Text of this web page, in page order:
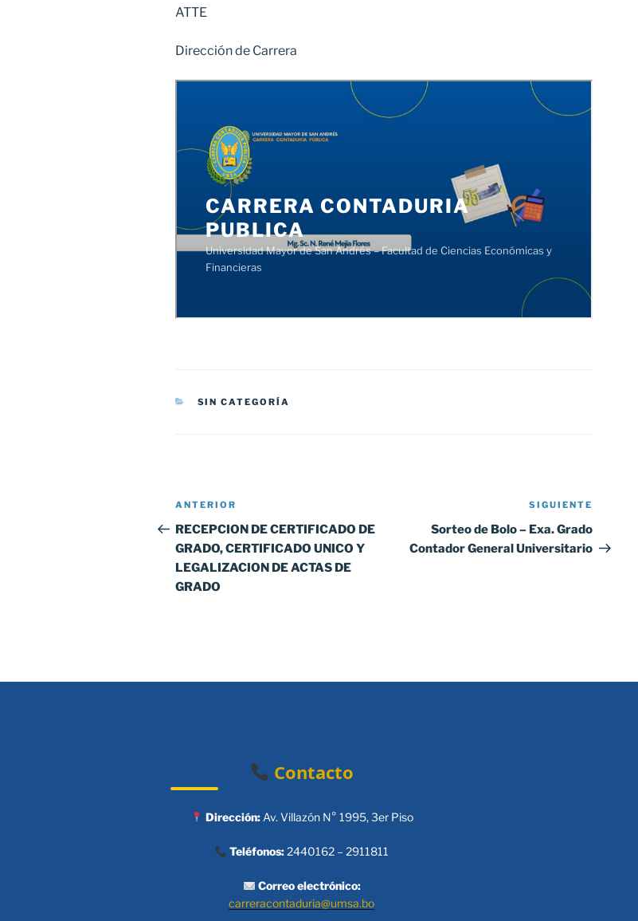
ATTE
Dirección de Carrera
CATEGORÍAS
SIN CATEGORÍA
Navegación
de
entradas
Entrada
anterior:
ANTERIOR
RECEPCION DE CERTIFICADO DE
GRADO, CERTIFICADO UNICO Y
LEGALIZACION DE ACTAS DE
GRADO
entrada
SIGUIENTE
Sorteo de Bolo – Exa. Grado
Contador General Universitario
Contacto
Dirección:Av. Villazón N° 1995, 3er Piso
Teléfonos:2440162 – 2911811
Correo electrónico:
carreracontaduria@umsa.bo